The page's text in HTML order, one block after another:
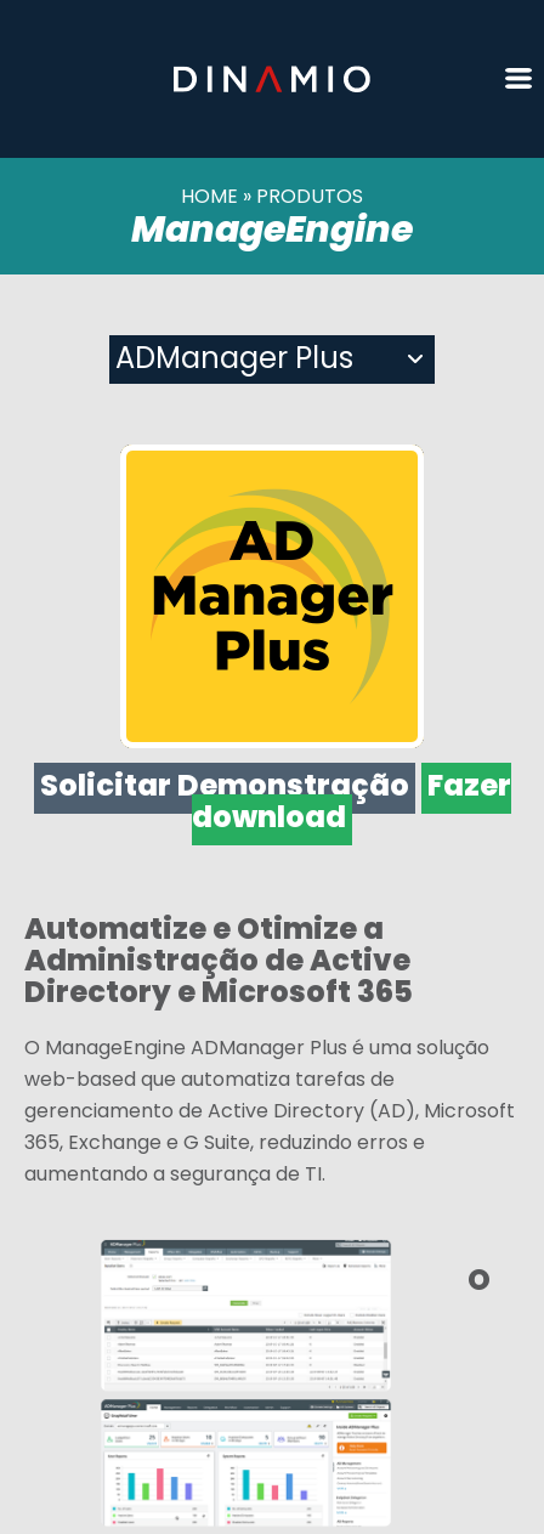
HOME »PRODUTOS
ManageEngine
Solicitar Demonstração Fazer
download
Automatize e Otimize a
Administração de Active
Directory e Microsoft 365
O ManageEngine ADManager Plus é uma solução
web-based que automatiza tarefas de
gerenciamento de Active Directory (AD), Microsoft
365, Exchange e G Suite, reduzindo erros e
aumentando a segurança de TI.
O